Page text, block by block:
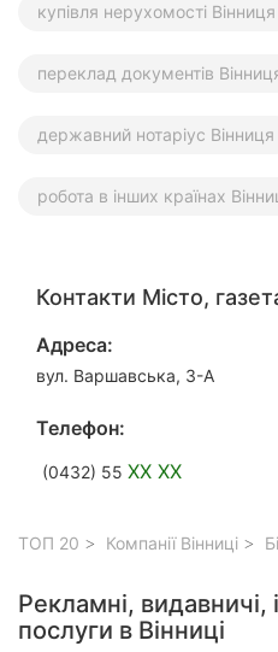
купівля нерухомості Вінниця
переклад документів
державний нотаріус Вінниця
робота в інших країнах
Контакти Місто,
Адреса:
вул. Варшавська, 3-А
Телефон:
(0432) 55 XX XX
ТОП 20 Компанії Вінниці
Рекламні, видавничі,
послуги в Вінниці